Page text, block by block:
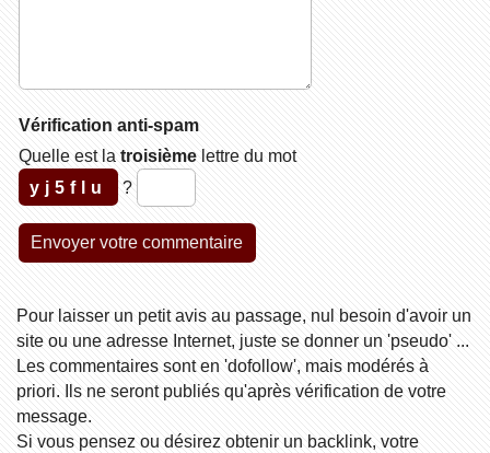
Vérification anti-spam
Quelle est la troisièmelettre du mot
yj5flu
?
Pour laisser un petit avis au passage, nul besoin d'avoir un
site ou une adresse Internet, juste se donner un 'pseudo' ...
Les commentaires sont en 'dofollow', mais modérés à
priori. Ils ne seront publiés qu'après vérification de votre
message.
Si vous pensez ou désirez obtenir un backlink, votre